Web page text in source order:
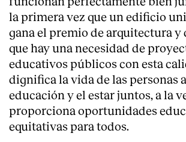
la primera vez que un edificio
gana el premio de arquitectura y
que hay una necesidad de
educativos públicos con esta
dignifica la vida de las personas
educación y el estar juntos, a la
proporciona oportunidades
equitativas para todos.